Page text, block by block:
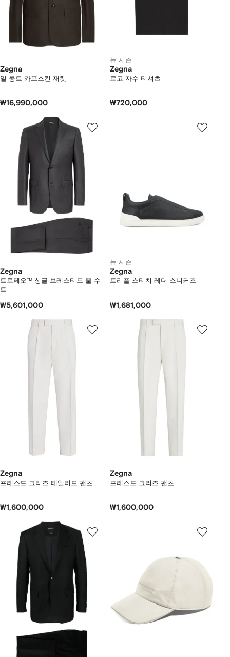
Zegna
일 콩트 카프스킨 재킷
₩16,990,000
뉴 시즌
Zegna
로고 자수 티셔츠
₩720,000
Zegna
트로페오™ 싱글 브레스티드 울 수
트
₩5,601,000
뉴 시즌
Zegna
트리플 스티치 레더 스니커즈
₩1,681,000
Zegna
프레스드 크리즈 테일러드 팬츠
₩1,600,000
Zegna
프레스드 크리즈 팬츠
₩1,600,000